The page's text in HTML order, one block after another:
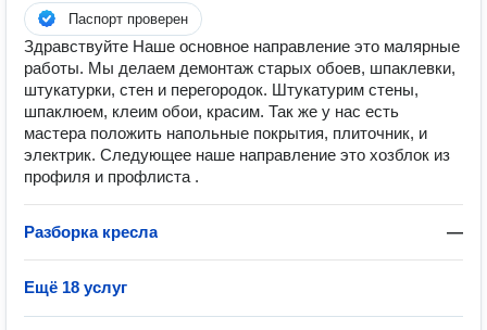
Паспорт проверен
Здравствуйте Наше основное направление это малярные
работы. Мы делаем демонтаж старых обоев, шпаклевки,
штукатурки, стен и перегородок. Штукатурим стены,
шпаклюем, клеим обои, красим. Так же у нас есть
мастера положить напольные покрытия, плиточник, и
электрик. Следующее наше направление это хозблок из
профиля и профлиста .
Разборка кресла —
Ещё 18 услуг